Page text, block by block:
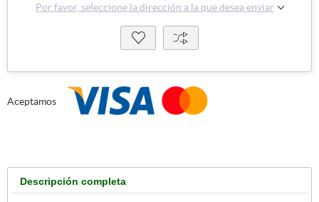
Por favor, seleccione la dirección a la que desea enviar
Aceptamos
Descripción completa